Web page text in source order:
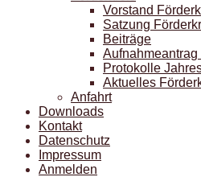
Vorstand
Satzung
Beiträge
Protokolle
Aktuelles
Anfahrt
Downloads
Kontakt
Datenschutz
Impressum
Anmelden